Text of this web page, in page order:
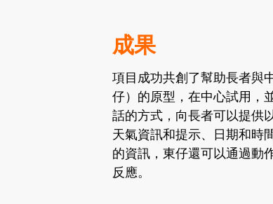
成果
項目成功共創了幫助長者與
仔）的原型，在中心試用，
話的方式，向長者可以提供
天氣資訊和提示、日期和時
的資訊，東仔還可以通過動
反應。